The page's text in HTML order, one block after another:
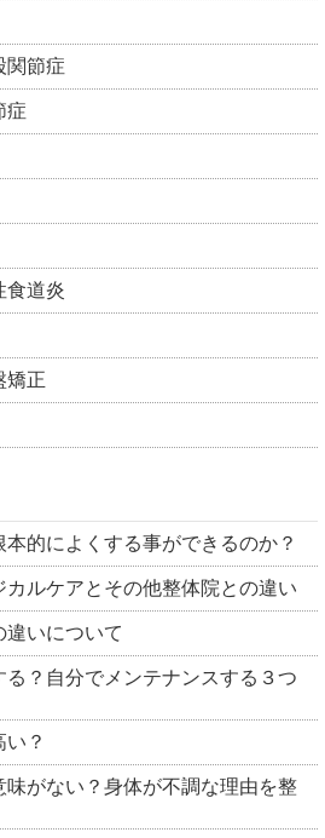
関節症
症
食道炎
矯正
的によくする事ができるのか？
ルケアとその他整体院との違い
違いについて
？自分でメンテナンスする３つ
？
味がない？身体が不調な理由を整